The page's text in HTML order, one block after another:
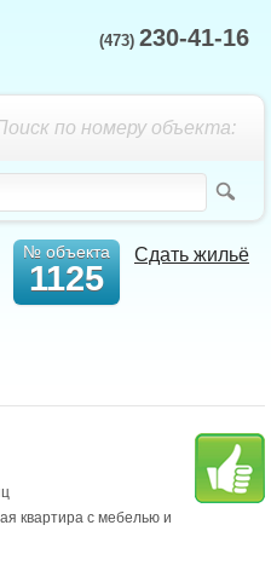
(473) 230-41-16
по номеру объекта:
Сдать жильё
№ объекта
1125
квартира с мебелью и